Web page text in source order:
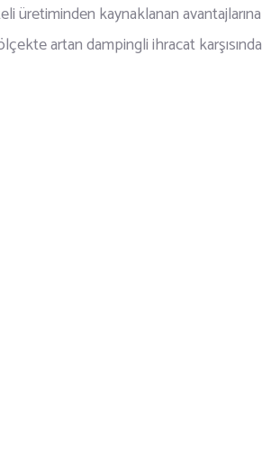
üretiminden kaynaklanan avantajlarına
artan dampingli ihracat karşısında